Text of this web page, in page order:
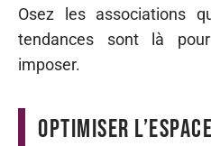
Osez les associations
tendances sont là
imposer.
Optimiser